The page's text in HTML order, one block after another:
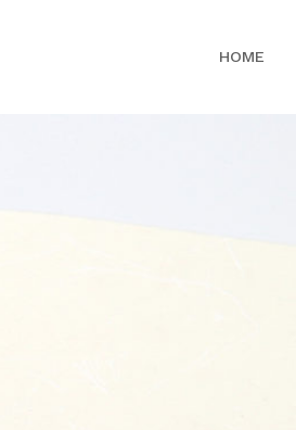
HOME